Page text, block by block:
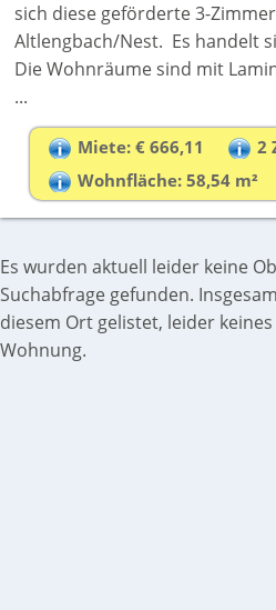
sich diese geförderte 3-
Altlengbach/Nest. Es handelt
Die Wohnräume sind mit
...
Miete: € 666,11
2
Wohnfläche: 58,54 m²
Es wurden aktuell leider keine
Suchabfrage gefunden.
diesem Ort gelistet, leider
Wohnung.